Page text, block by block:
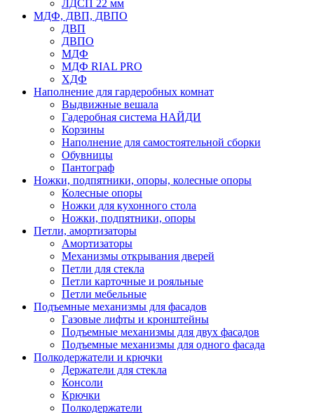
ЛДСП 22 мм
МДФ, ДВП, ДВПО
ДВП
ДВПО
МДФ
МДФ RIAL PRO
ХДФ
Наполнение для гардеробных комнат
Выдвижные вешала
Гадеробная система НАЙДИ
Корзины
Наполнение для самостоятельной сборки
Обувницы
Пантограф
Ножки, подпятники, опоры, колесные опоры
Колесные опоры
Ножки для кухонного стола
Ножки, подпятники, опоры
Петли, амортизаторы
Амортизаторы
Механизмы открывания дверей
Петли для стекла
Петли карточные и рояльные
Петли мебельные
Подъемные механизмы для фасадов
Газовые лифты и кронштейны
Подъемные механизмы для двух фасадов
Подъемные механизмы для одного фасада
Полкодержатели и крючки
Держатели для стекла
Консоли
Крючки
Полкодержатели